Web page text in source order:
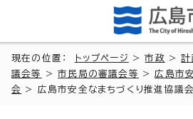
現在の位置： トップページ >市政 >計
議会等
>市民局の審議会等 >広島市
会
> 広島市安全なまちづくり推進協議会